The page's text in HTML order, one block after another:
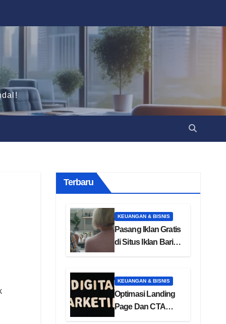
Terbaru
KEUANGAN & BISNIS
Pasang Iklan Gratis
di Situs Iklan Baris
Online
KEUANGAN & BISNIS
Optimasi Landing
Page Dan CTA
Efektif Untuk